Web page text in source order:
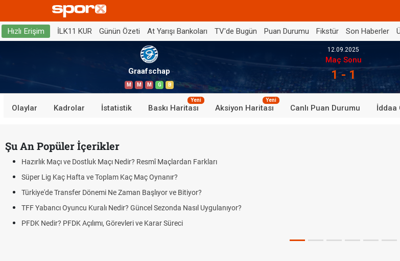
Hızlı Erişim İLK11 KUR Günün Özeti At Yarışı Bankoları TV'de Bugün Puan Durumu Fikstür Son Haberler
Graafschap
M M M G B
12.09.2025
Maç Sonu
1 - 1
Olaylar Kadrolar İstatistik Baskı Haritası
Yeni
Aksiyon Haritası
Yeni
Canlı Puan Durumu İddaa
Şu An Popüler İçerikler
Hazırlık Maçı ve Dostluk Maçı Nedir? Resmî Maçlardan Farkları
Süper Lig Kaç Hafta ve Toplam Kaç Maç Oynanır?
Türkiye'de Transfer Dönemi Ne Zaman Başlıyor ve Bitiyor?
TFF Yabancı Oyuncu Kuralı Nedir? Güncel Sezonda Nasıl Uygulanıyor?
PFDK Nedir? PFDK Açılımı, Görevleri ve Karar Süreci